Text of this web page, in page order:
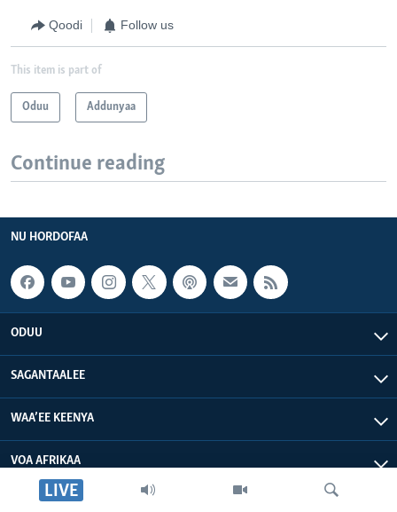
LIVE
Qoodi Follow us
This item is part of
Oduu Addunyaa
Continue reading
NU HORDOFAA
ODUU
SAGANTAALEE
WAA’EE KEENYA
VOA AFRIKAA